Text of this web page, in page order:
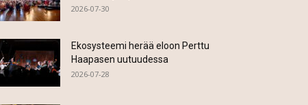
2026-07-30
Ekosysteemi herää eloon Perttu
Haapasen uutuudessa
2026-07-28